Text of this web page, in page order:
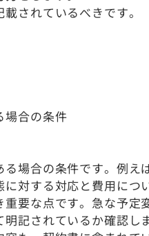
されているべきです。
場合の条件
場合の条件です。例
対する対応と費用につ
要な点です。急な予
記されているか確認し